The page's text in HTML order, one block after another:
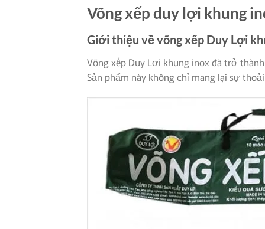
Võng xếp duy lợi khung
Giới thiệu về võng xếp Duy Lợi
Võng xếp Duy Lợi khung inox đã trở
Sản phẩm này không chỉ mang lại sự